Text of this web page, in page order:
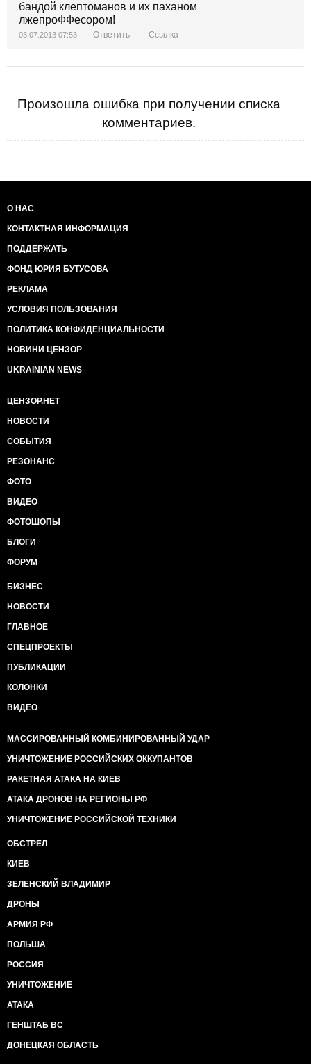
бандой клептоманов и их паханом
лжепроФФесором!
03.07.2013 07:53 Ответить Ссылка
Произошла ошибка при получении списка
комментариев.
О НАС
КОНТАКТНАЯ ИНФОРМАЦИЯ
ПОДДЕРЖАТЬ
ФОНД ЮРИЯ БУТУСОВА
РЕКЛАМА
УСЛОВИЯ ПОЛЬЗОВАНИЯ
ПОЛИТИКА КОНФИДЕНЦИАЛЬНОСТИ
НОВИНИ ЦЕНЗОР
UKRAINIAN NEWS
ЦЕНЗОР.НЕТ
НОВОСТИ
СОБЫТИЯ
РЕЗОНАНС
ФОТО
ВИДЕО
ФОТОШОПЫ
БЛОГИ
ФОРУМ
БИЗНЕС
НОВОСТИ
ГЛАВНОЕ
СПЕЦПРОЕКТЫ
ПУБЛИКАЦИИ
КОЛОНКИ
ВИДЕО
МАССИРОВАННЫЙ КОМБИНИРОВАННЫЙ УДАР
УНИЧТОЖЕНИЕ РОССИЙСКИХ ОККУПАНТОВ
РАКЕТНАЯ АТАКА НА КИЕВ
АТАКА ДРОНОВ НА РЕГИОНЫ РФ
УНИЧТОЖЕНИЕ РОССИЙСКОЙ ТЕХНИКИ
ОБСТРЕЛ
КИЕВ
ЗЕЛЕНСКИЙ ВЛАДИМИР
ДРОНЫ
АРМИЯ РФ
ПОЛЬША
РОССИЯ
УНИЧТОЖЕНИЕ
АТАКА
ГЕНШТАБ ВС
ДОНЕЦКАЯ ОБЛАСТЬ